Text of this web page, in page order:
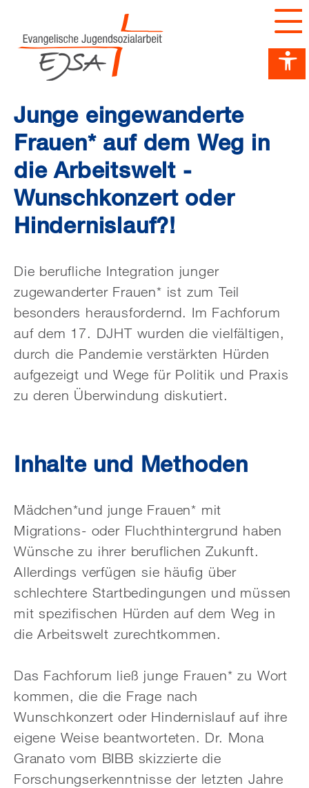
Barrierefreiheit Dashboard öffnen
Hauptnavigation anzeigen
zum Inhalt springen
Tastenkombinationen anzeigen
Junge eingewanderte
Frauen* auf dem Weg in
die Arbeitswelt -
Wunschkonzert oder
Hindernislauf?!
Die berufliche Integration junger
zugewanderter Frauen* ist zum Teil
besonders herausfordernd. Im Fachforum
auf dem 17. DJHT wurden die vielfältigen,
durch die Pandemie verstärkten Hürden
aufgezeigt und Wege für Politik und Praxis
zu deren Überwindung diskutiert.
Inhalte und Methoden
Mädchen*und junge Frauen* mit
Migrations- oder Fluchthintergrund haben
Wünsche zu ihrer beruflichen Zukunft.
Allerdings verfügen sie häufig über
schlechtere Startbedingungen und müssen
mit spezifischen Hürden auf dem Weg in
die Arbeitswelt zurechtkommen.
Das Fachforum ließ junge Frauen* zu Wort
kommen, die die Frage nach
Wunschkonzert oder Hindernislauf auf ihre
eigene Weise beantworteten. Dr. Mona
Granato vom BIBB skizzierte die
Forschungserkenntnisse der letzten Jahre